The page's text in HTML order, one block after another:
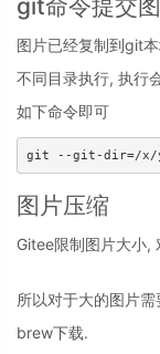
git命令提交
图片已经复制到git
不同目录执行, 执行
如下命令即可
图片压缩
Gitee限制图片大小,
所以对于大的图片
brew下载.